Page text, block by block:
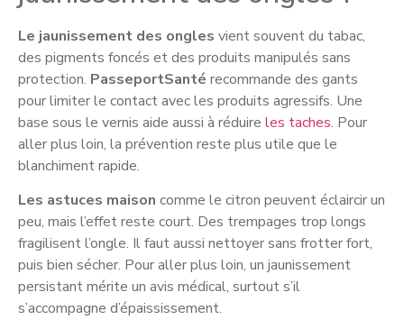
Le jaunissement des ongles vient souvent du tabac,
des pigments foncés et des produits manipulés sans
protection. PasseportSanté recommande des gants
pour limiter le contact avec les produits agressifs. Une
base sous le vernis aide aussi à réduire les taches. Pour
aller plus loin, la prévention reste plus utile que le
blanchiment rapide.
Les astuces maison comme le citron peuvent éclaircir un
peu, mais l’effet reste court. Des trempages trop longs
fragilisent l’ongle. Il faut aussi nettoyer sans frotter fort,
puis bien sécher. Pour aller plus loin, un jaunissement
persistant mérite un avis médical, surtout s’il
s’accompagne d’épaississement.